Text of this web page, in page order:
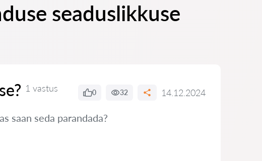
seaduslikkuse
1 vastus 0 32 14.12.2024
saan seda parandada?